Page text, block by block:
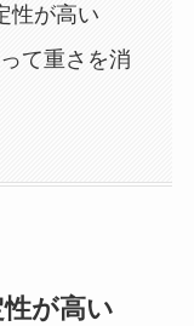
性が高い
て重さを消
が高い